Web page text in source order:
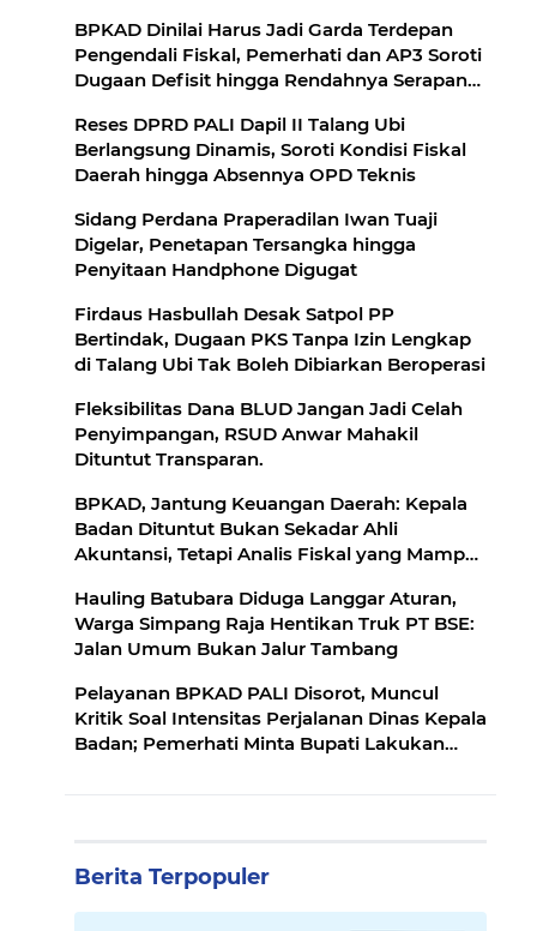
BPKAD Dinilai Harus Jadi Garda Terdepan
Pengendali Fiskal, Pemerhati dan AP3 Soroti
Dugaan Defisit hingga Rendahnya Serapan
‎Reses DPRD PALI Dapil II Talang Ubi
Berlangsung Dinamis, Soroti Kondisi Fiskal
Daerah hingga Absennya OPD Teknis
‎Sidang Perdana Praperadilan Iwan Tuaji
Digelar, Penetapan Tersangka hingga
Penyitaan Handphone Digugat
Firdaus Hasbullah Desak Satpol PP
Bertindak, Dugaan PKS Tanpa Izin Lengkap
di Talang Ubi Tak Boleh Dibiarkan Beroperasi
Fleksibilitas Dana BLUD Jangan Jadi Celah
Penyimpangan, RSUD Anwar Mahakil
Dituntut Transparan.
BPKAD, Jantung Keuangan Daerah: Kepala
Badan Dituntut Bukan Sekadar Ahli
Akuntansi, Tetapi Analis Fiskal yang Mampu
Hauling Batubara Diduga Langgar Aturan,
Warga Simpang Raja Hentikan Truk PT BSE:
Jalan Umum Bukan Jalur Tambang
Pelayanan BPKAD PALI Disorot, Muncul
Kritik Soal Intensitas Perjalanan Dinas Kepala
Badan; Pemerhati Minta Bupati Lakukan
Berita Terpopuler